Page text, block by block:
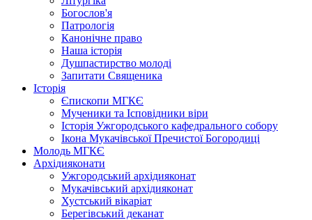
Богослов'я
Патрологія
Канонічне право
Наша історія
Душпастирство молоді
Запитати Священика
Історія
Єпископи МГКЄ
Мученики та Ісповідники віри
Історія Ужгородського кафедрального собору
Ікона Мукачівської Пречистої Богородиці
Молодь МГКЄ
Архідияконати
Ужгородський архідияконат
Мукачівський архідияконат
Хустський вікаріат
Берегівський деканат